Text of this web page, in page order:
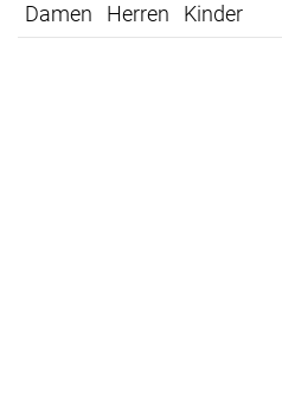
Damen Herren Kinder